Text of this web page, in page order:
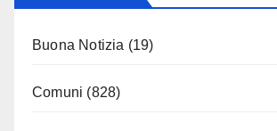
Buona Notizia (19)
Comuni (828)